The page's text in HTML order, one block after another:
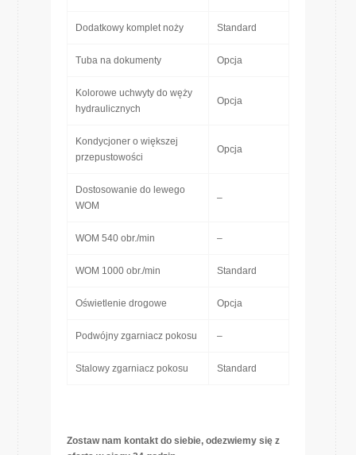
Dodatkowy komplet noży Standard
Tuba na dokumenty Opcja
Kolorowe uchwyty do węży
hydraulicznych
Opcja
Kondycjoner o większej
przepustowości
Opcja
Dostosowanie do lewego
WOM
–
WOM 540 obr./min –
WOM 1000 obr./min Standard
Oświetlenie drogowe Opcja
Podwójny zgarniacz pokosu –
Stalowy zgarniacz pokosu Standard
Zostaw nam kontakt do siebie, odezwiemy się z